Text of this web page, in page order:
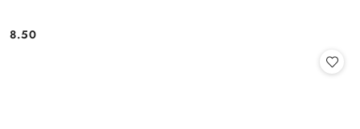
Cena:
8.50